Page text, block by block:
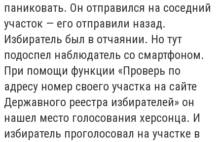
паниковать. Он отправился на соседний
участок — его отправили назад.
Избиратель был в отчаянии. Но тут
подоспел наблюдатель со смартфоном.
При помощи функции «Проверь по
адресу номер своего участка на сайте
Державного реестра избирателей» он
нашел место голосования херсонца. И
избиратель проголосовал на участке в